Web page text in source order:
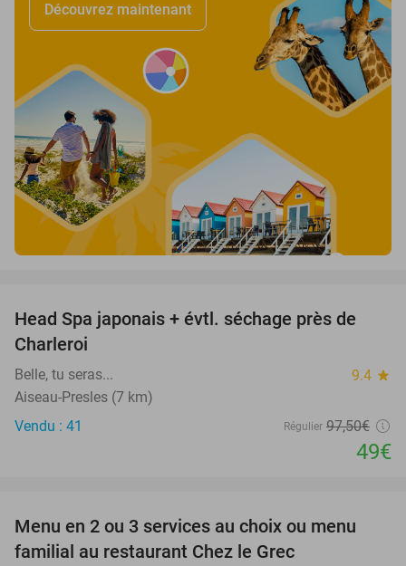
Découvrez maintenant
50%
Head Spa japonais + évtl. séchage près de
Charleroi
Belle, tu seras... 9.4 star
Aiseau-Presles (7 km)
Vendu : 41
Régulier 97,50€
49€
35%
Menu en 2 ou 3 services au choix ou menu
familial au restaurant Chez le Grec